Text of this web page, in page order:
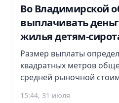
Во Владимирской
выплачивать
жилья детям-
Размер выплаты
квадратных метров
средней рыночной
15:44, 31 июля